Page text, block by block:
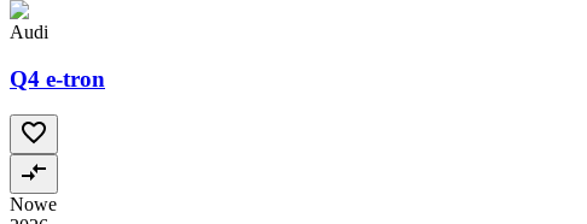
Audi
Q4 e-tron
Nowe